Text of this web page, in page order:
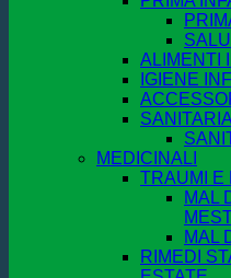
ALIMENTI
IGIENE
SANITARIA
MEDICINALI
TRAUMI E
MAL
MAL
RIMEDI